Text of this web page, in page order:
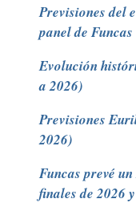
Previsiones del
panel de Funcas
Evolución
a 2026)
Previsiones
2026)
Funcas prevé
finales de 2026